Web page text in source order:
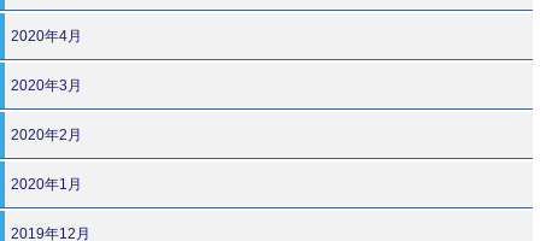
2020年4月
2020年3月
2020年2月
2020年1月
2019年12月